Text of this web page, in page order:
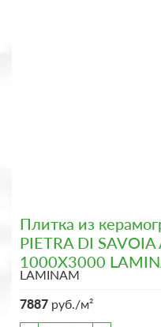
Плитка из
PIETRA DI
1000X3000
LAMINAM
7887 руб./м²